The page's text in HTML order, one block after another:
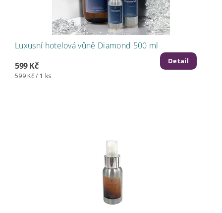
Luxusní hotelová vůně Diamond 500 ml
599 Kč
599 Kč / 1 ks
Detail